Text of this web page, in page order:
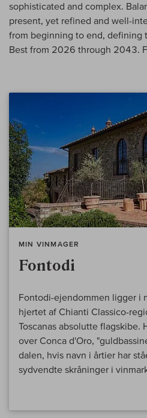
sophisticated and complex.
present, yet refined and well-
from beginning to end, defining
Best from 2026 through 2043.
MIN VINMAGER
Fontodi
Fontodi-ejendommen ligger i
hjertet af Chianti Classico-
Toscanas absolutte flagskibe.
over Conca d'Oro,
dalen, hvis navn i årtier har
sydvendte skråninger i